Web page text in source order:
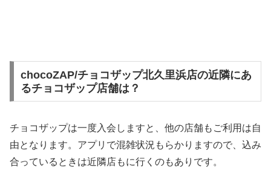
chocoZAP/チョコザップ北久里浜店の近隣にあ
るチョコザップ店舗は？
チョコザップは一度入会しますと、他の店舗もご利用は自
由となります。アプリで混雑状況もらかりますので、込み
合っているときは近隣店もに行くのもありです。